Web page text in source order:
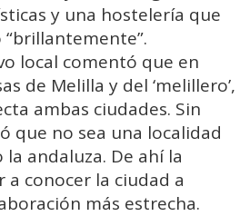
y una hostelería que
local comentó que en
de Melilla y del ‘melillero’,
ambas ciudades. Sin
que no sea una localidad
andaluza. De ahí la
conocer la ciudad a
más estrecha.